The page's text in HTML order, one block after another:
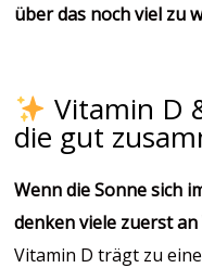
über das noch viel zu
Vitamin D
die gut
Wenn die Sonne sich
denken viele zuerst
Vitamin D trägt zu